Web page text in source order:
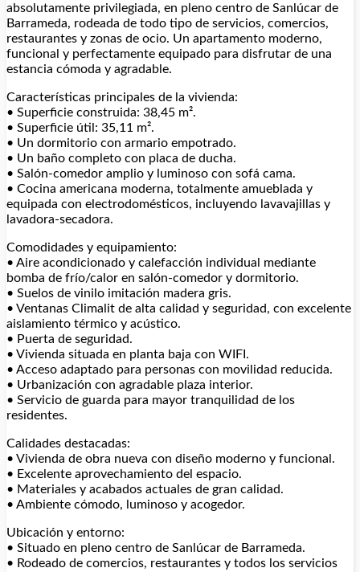
absolutamente privilegiada, en pleno centro de Sanlúcar de
Barrameda, rodeada de todo tipo de servicios, comercios,
restaurantes y zonas de ocio. Un apartamento moderno,
funcional y perfectamente equipado para disfrutar de una
estancia cómoda y agradable.
Características principales de la vivienda:
• Superficie construida: 38,45 m².
• Superficie útil: 35,11 m².
• Un dormitorio con armario empotrado.
• Un baño completo con placa de ducha.
• Salón-comedor amplio y luminoso con sofá cama.
• Cocina americana moderna, totalmente amueblada y
equipada con electrodomésticos, incluyendo lavavajillas y
lavadora-secadora.
Comodidades y equipamiento:
• Aire acondicionado y calefacción individual mediante
bomba de frío/calor en salón-comedor y dormitorio.
• Suelos de vinilo imitación madera gris.
• Ventanas Climalit de alta calidad y seguridad, con excelente
aislamiento térmico y acústico.
• Puerta de seguridad.
• Vivienda situada en planta baja con WIFI.
• Acceso adaptado para personas con movilidad reducida.
• Urbanización con agradable plaza interior.
• Servicio de guarda para mayor tranquilidad de los
residentes.
Calidades destacadas:
• Vivienda de obra nueva con diseño moderno y funcional.
• Excelente aprovechamiento del espacio.
• Materiales y acabados actuales de gran calidad.
• Ambiente cómodo, luminoso y acogedor.
Ubicación y entorno:
• Situado en pleno centro de Sanlúcar de Barrameda.
• Rodeado de comercios, restaurantes y todos los servicios